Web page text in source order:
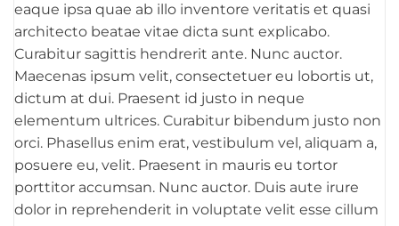
eaque ipsa quae ab illo inventore veritatis et quasi
architecto beatae vitae dicta sunt explicabo.
Curabitur sagittis hendrerit ante. Nunc auctor.
Maecenas ipsum velit, consectetuer eu lobortis ut,
dictum at dui. Praesent id justo in neque
elementum ultrices. Curabitur bibendum justo non
orci. Phasellus enim erat, vestibulum vel, aliquam a,
posuere eu, velit. Praesent in mauris eu tortor
porttitor accumsan. Nunc auctor. Duis aute irure
dolor in reprehenderit in voluptate velit esse cillum